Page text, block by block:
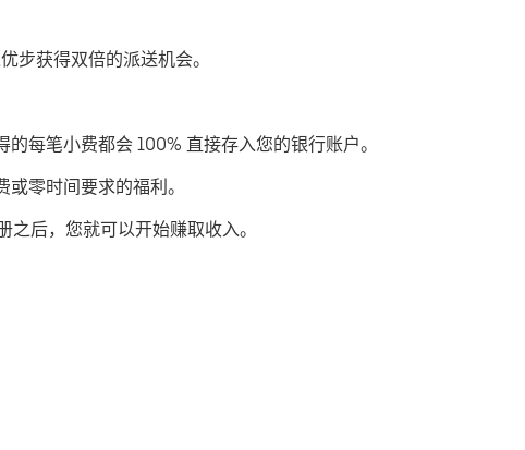
步获得双倍的派送机会。
每笔小费都会 100% 直接存入您的银行账户。
零时间要求的福利。
后，您就可以开始赚取收入。